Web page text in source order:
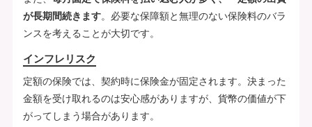
が長期間続きます。必要な保障額と無理のない保険料のバラ
ンスを考えることが大切です。
インフレリスク
定額の保険では、契約時に保険金が固定されます。決まった
金額を受け取れるのは安心感がありますが、貨幣の価値が下
がってしまう場合があります。